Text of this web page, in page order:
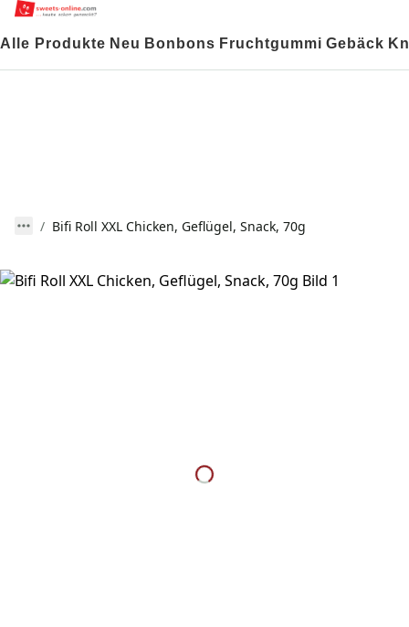
Alle Produkte Neu Bonbons Fruchtgummi Gebäck
Bifi Roll XXL Chicken, Geflügel, Snack, 70g